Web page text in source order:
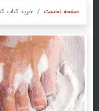
صفحه نخست خرید کتاب